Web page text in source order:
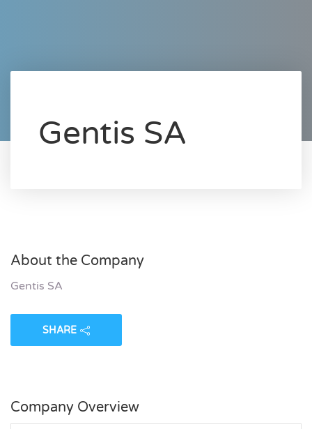
Gentis SA
About the Company
Gentis SA
SHARE
Company Overview